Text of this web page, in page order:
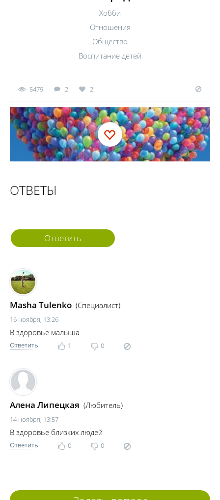
Хобби
Отношения
Общество
Воспитание детей
5479 2 2
ОТВЕТЫ
Ответить
Masha Tulenko (Специалист)
16 ноября, 13:26
В здоровье малыша
Ответить 1 0
Алена Липецкая (Любитель)
14 ноября, 13:57
В здоровье близких людей
Ответить 0 0